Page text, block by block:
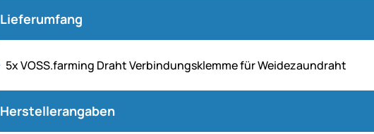
Lieferumfang
5x VOSS.farming Draht Verbindungsklemme für Weidezaundraht
Herstellerangaben